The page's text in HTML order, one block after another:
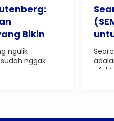
Bikin
ngulik
nggak